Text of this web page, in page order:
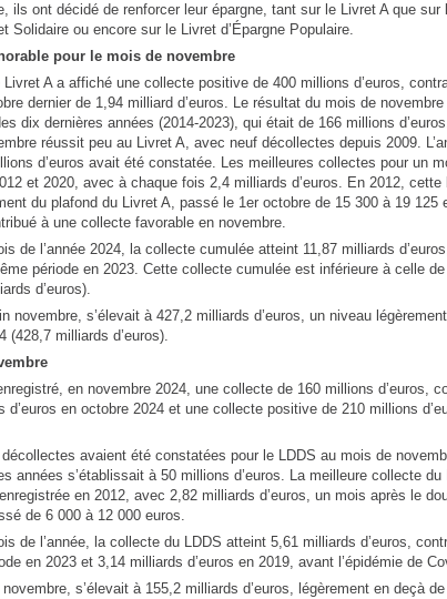
ils ont décidé de renforcer leur épargne, tant sur le Livret A que sur
Solidaire ou encore sur le Livret d’Épargne Populaire.
pour le mois de novembre
A a affiché une collecte positive de 400 millions d’euros,
dernier de 1,94 milliard d’euros. Le résultat du mois de
dix dernières années (2014-2023), qui était de 166 millions
réussit peu au Livret A, avec neuf décollectes depuis 2009.
d’euros avait été constatée. Les meilleures collectes pour un
et 2020, avec à chaque fois 2,4 milliards d’euros. En 2012, cette
du plafond du Livret A, passé le 1er octobre de 15 300 à 19 125
à une collecte favorable en novembre.
de l’année 2024, la collecte cumulée atteint 11,87 milliards
période en 2023. Cette collecte cumulée est inférieure à celle
d’euros).
novembre, s’élevait à 427,2 milliards d’euros, un niveau
(428,7 milliards d’euros).
en novembre 2024, une collecte de 160 millions d’euros,
d’euros en octobre 2024 et une collecte positive de 210 millions
avaient été constatées pour le LDDS au mois de
années s’établissait à 50 millions d’euros. La meilleure collecte du
en 2012, avec 2,82 milliards d’euros, un mois après le
de 6 000 à 12 000 euros.
de l’année, la collecte du LDDS atteint 5,61 milliards d’euros,
en 2023 et 3,14 milliards d’euros en 2019, avant l’épidémie de
novembre, s’élevait à 155,2 milliards d’euros, légèrement en deçà